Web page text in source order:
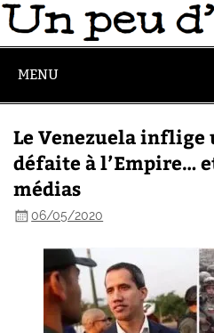
MENU
Le Venezuela inflige
défaite à l’Empire…
médias
06/05/2020